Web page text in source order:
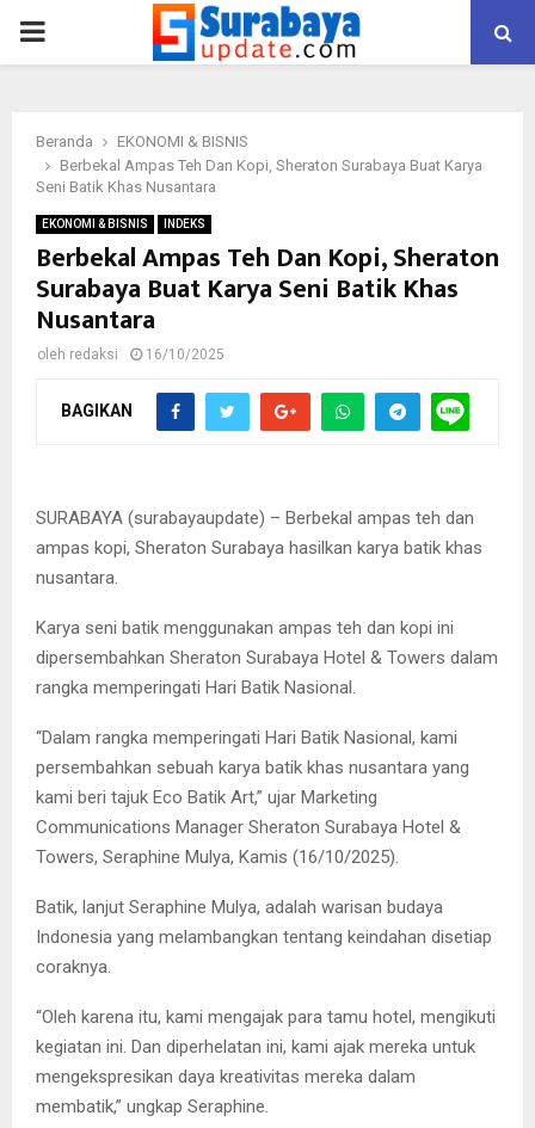
PRIMARY
Beranda
EKONOMI & BISNIS
Berbekal Ampas Teh Dan Kopi, Sheraton Surabaya Buat Karya
Seni Batik Khas Nusantara
EKONOMI & BISNIS INDEKS
Berbekal Ampas Teh Dan Kopi, Sheraton
Surabaya Buat Karya Seni Batik Khas
Nusantara
oleh redaksi 16/10/2025
BAGIKAN
SURABAYA (surabayaupdate) – Berbekal ampas teh dan
ampas kopi, Sheraton Surabaya hasilkan karya batik khas
nusantara.
Karya seni batik menggunakan ampas teh dan kopi ini
dipersembahkan Sheraton Surabaya Hotel & Towers dalam
rangka memperingati Hari Batik Nasional.
“Dalam rangka memperingati Hari Batik Nasional, kami
persembahkan sebuah karya batik khas nusantara yang
kami beri tajuk Eco Batik Art,” ujar Marketing
Communications Manager Sheraton Surabaya Hotel &
Towers, Seraphine Mulya, Kamis (16/10/2025).
Batik, lanjut Seraphine Mulya, adalah warisan budaya
Indonesia yang melambangkan tentang keindahan disetiap
coraknya.
“Oleh karena itu, kami mengajak para tamu hotel, mengikuti
kegiatan ini. Dan diperhelatan ini, kami ajak mereka untuk
mengekspresikan daya kreativitas mereka dalam
membatik,” ungkap Seraphine.